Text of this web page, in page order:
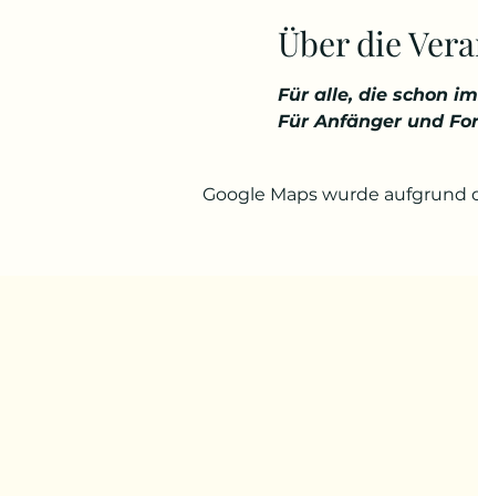
Über die
Für alle, die schon
Für Anfänger und
Google Maps wurde